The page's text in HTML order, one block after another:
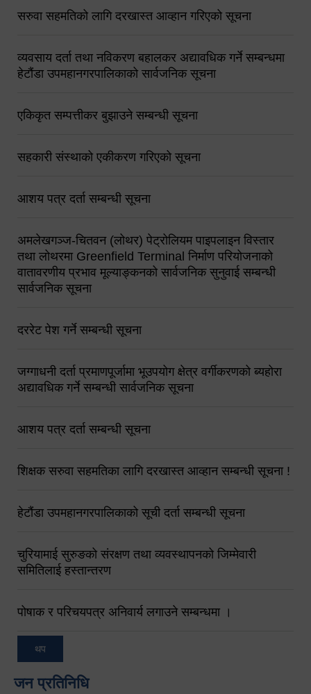
सरुवा सहमतिको लागि दरखास्त आव्हान गरिएको सूचना
व्यवसाय दर्ता तथा नविकरण बहालकर अद्यावधिक गर्ने सम्बन्धमा
हेटौंडा उपमहानगरपालिकाको सार्वजनिक सूचना
एकिकृत सम्पत्तीकर बुझाउने सम्बन्धी सूचना
सहकारी संस्थाको एकीकरण गरिएको सूचना
आशय पत्र दर्ता सम्बन्धी सूचना
अमलेखगञ्ज-चितवन (लोथर) पेट्रोलियम पाइपलाइन विस्तार
तथा लोथरमा Greenfield Terminal निर्माण परियोजनाको
वातावरणीय प्रभाव मूल्याङ्कनको सार्वजनिक सुनुवाई सम्बन्धी
सार्वजनिक सूचना
दररेट पेश गर्ने सम्बन्धी सूचना
जग्गाधनी दर्ता प्रमाणपूर्जामा भूउपयोग क्षेत्र वर्गीकरणको ब्यहोरा
अद्यावधिक गर्ने सम्बन्धी सार्वजनिक सूचना
आशय पत्र दर्ता सम्बन्धी सूचना
शिक्षक सरुवा सहमतिका लागि दरखास्त आव्हान सम्बन्धी सूचना !
हेटौंडा उपमहानगरपालिकाको सूची दर्ता सम्बन्धी सूचना
चुरियामाई सुरुङको संरक्षण तथा व्यवस्थापनको जिम्मेवारी
समितिलाई हस्तान्तरण
पोषाक र परिचयपत्र अनिवार्य लगाउने सम्बन्धमा ।
थप
जन प्रतिनिधि